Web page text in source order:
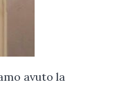
avuto la